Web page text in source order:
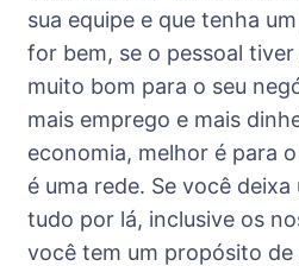
sua equipe e que tenha
for bem, se o pessoal
muito bom para o seu
mais emprego e mais
economia, melhor é para
é uma rede. Se você
tudo por lá, inclusive os
você tem um propósito